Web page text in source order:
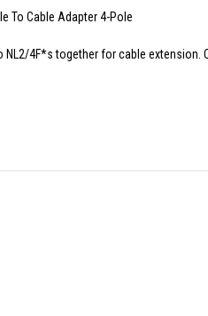
To Cable Adapter 4-Pole
4F*s together for cable extension.